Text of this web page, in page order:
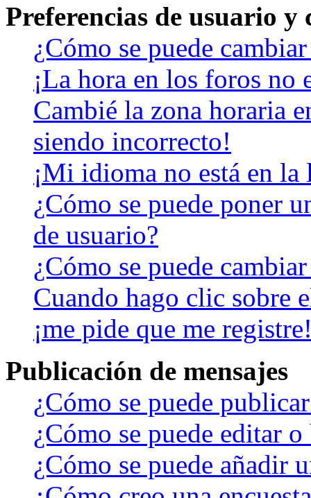
Preferencias de usuario y
¿Cómo se puede
¡La hora en los foros no
Cambié la zona horaria
siendo incorrecto!
¡Mi idioma no está en la
¿Cómo se puede poner
de usuario?
¿Cómo se puede
Cuando hago clic sobre
¡me pide que me
Publicación de mensajes
¿Cómo se puede
¿Cómo se puede editar
¿Cómo se puede añadir